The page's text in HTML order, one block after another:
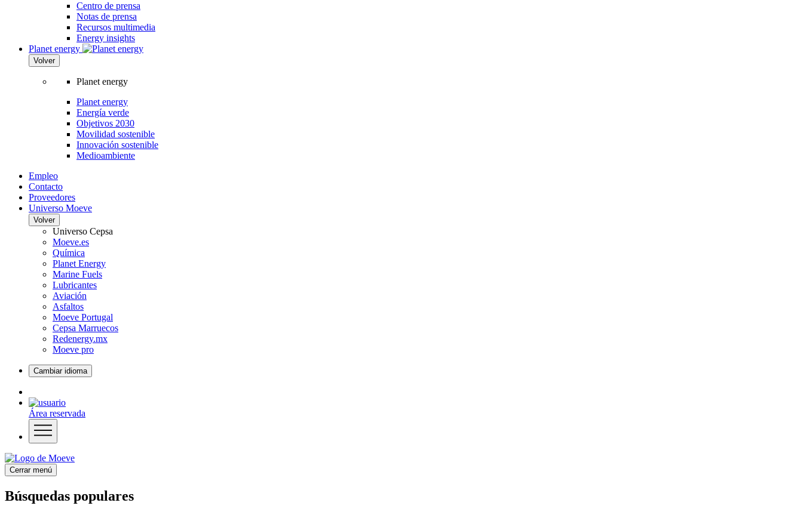
Centro de prensa
Notas de prensa
Recursos multimedia
Energy insights
Planet energy
Volver
Planet energy
Planet energy
Energía verde
Objetivos 2030
Movilidad sostenible
Innovación sostenible
Medioambiente
Empleo
Contacto
Proveedores
Universo Moeve
Volver
Universo Cepsa
Moeve.es
Química
Planet Energy
Marine Fuels
Lubricantes
Aviación
Asfaltos
Moeve Portugal
Cepsa Marruecos
Redenergy.mx
Moeve pro
Cambiar idioma
Área reservada
Cerrar menú
Búsquedas populares